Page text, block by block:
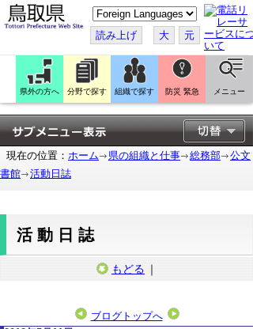
こ
の
ペ
ー
ジ
翻
訳
す
る
読み上げ 大 元
県外の方へ 分野で探す 組織で探す 防災 緊急 メニュー
現在の位置： ホーム 県の組織と仕事 総務部
公文
書館
活動日誌
活動日誌
もどる ｜
ブログトップへ